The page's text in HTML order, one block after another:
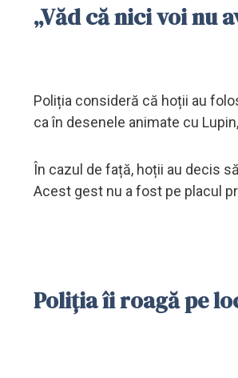
„Văd că nici voi nu
Poliția consideră că hoții au
ca în desenele animate cu
În cazul de față, hoții au decis
Acest gest nu a fost pe placul
Poliția îi roagă pe